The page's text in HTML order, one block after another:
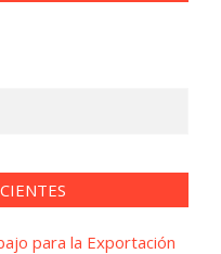
para la Exportación